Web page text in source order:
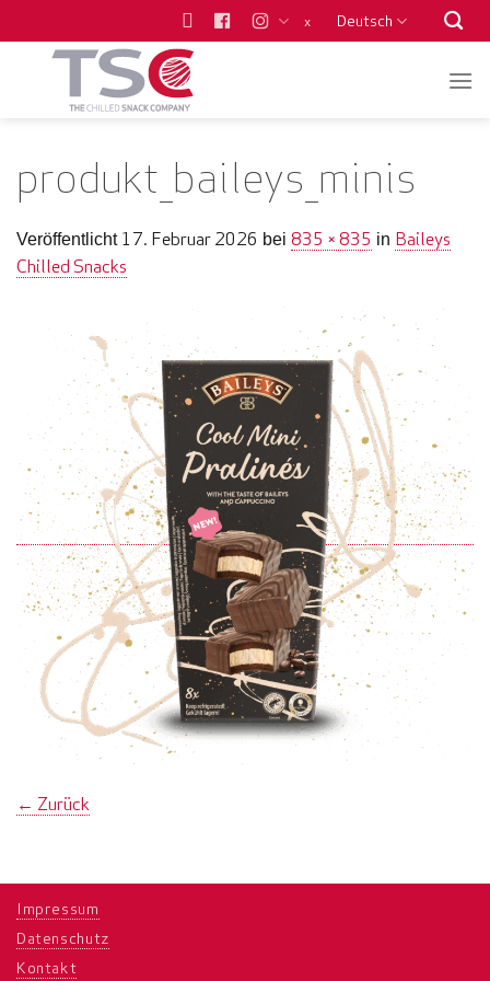
Inhalt
x Deutsch
produkt_baileys_minis
Veröffentlicht 17. Februar 2026 bei 835 × 835 in Baileys
Chilled Snacks
← Zurück
Impressum
Datenschutz
Kontakt